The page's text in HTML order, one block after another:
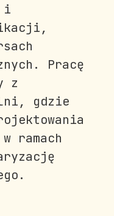
i
Pracę
z
gdzie
ramach